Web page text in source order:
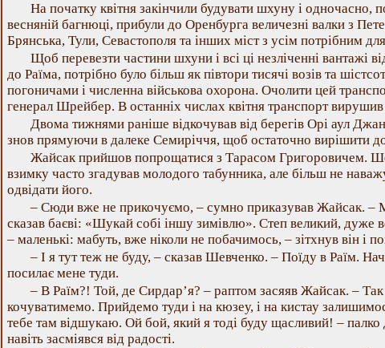
На початку квітня закінчили будувати шхуну і одночасно,
весняній багнюці, прибули до Оренбурга величезні валки з
Брянська, Тули, Севастополя та інших міст з усім потрібним
Щоб перевезти частини шхуни і всі ці незліченні вантажі
до Раїма, потрібно було більш як півтори тисячі возів та
погоничами і численна військова охорона. Очолити цей
генерал Шрейбер. В останніх числах квітня транспорт
Двома тижнями раніше відкочував від берегів Орі аул
знов прямуючи в далеке Семиріччя, щоб остаточно вирішити
Жайсак прийшов попрощатися з Тарасом Григоровичем.
взимку часто згадував молодого табунника, але більш не
одвідати його.
– Сюди вже не прикочуємо, – сумно приказував Жайсак. –
сказав баєві: «Шукай собі іншу зимівлю». Степ великий, дуже
– маленькі: мабуть, вже ніколи не побачимось, – зітхнув він і
– І я тут теж не буду, – сказав Шевченко. – Поїду в Раїм.
посилає мене туди.
– В Раїм?! Той, де Сирдар’я? – раптом засяяв Жайсак. –
кочуватимемо. Прийдемо туди і на кюзеу, і на кистау
тебе там відшукаю. Ой бой, який я тоді буду щасливий! – палко
навіть засміявся від радості.